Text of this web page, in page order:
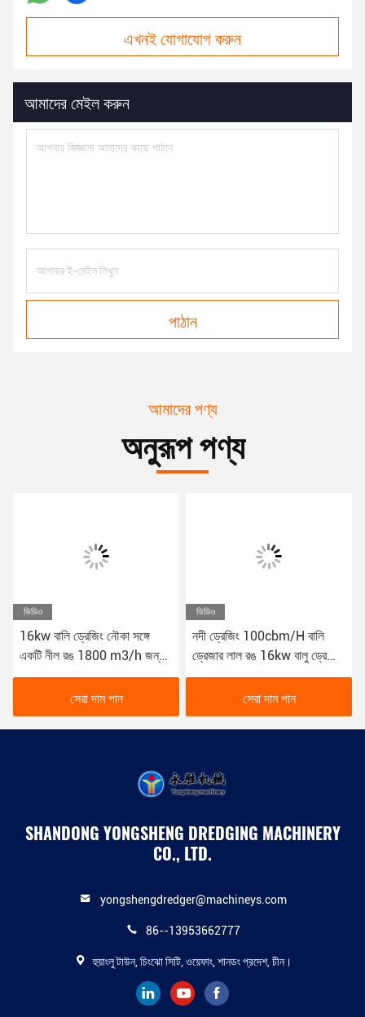
এখনই যোগাযোগ করুন
আমাদের মেইল করুন
পাঠান
আমাদের পণ্য
অনুরূপ পণ্য
ভিডিও
16kw বালি ড্রেজিং নৌকা সঙ্গে
একটি নীল রঙ 1800 m3/h জন্য
নদী ড্রেজিং YSCSD350
সেরা দাম পান
ভিডিও
নদী ড্রেজিং 100cbm/H বালি
ড্রেজার লাল রঙ 16kw বালু ড্রেজিং
নৌকা
সেরা দাম পান
SHANDONG YONGSHENG DREDGING MACHINERY
CO., LTD.
yongshengdredger@machineys.com
86--13953662777
হুয়াংলু টাউন, চিংঝো সিটি, ওয়েফাং, শানডং প্রদেশ, চীন।